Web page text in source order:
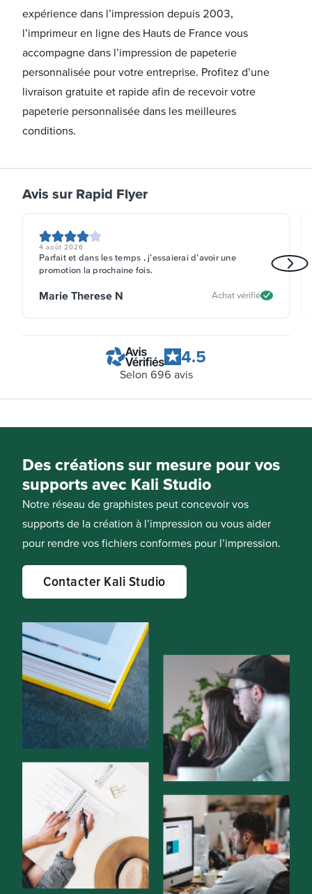
expérience dans l’impression depuis 2003,
l’imprimeur en ligne des Hauts de France vous
accompagne dans l’impression de papeterie
personnalisée pour votre entreprise. Profitez d’une
livraison gratuite et rapide afin de recevoir votre
papeterie personnalisée dans les meilleures
conditions.
Avis sur Rapid Flyer
4 août 2026
Parfait et dans les temps , j’essaierai d’avoir une
promotion la prochaine fois.
Marie Therese N Achat vérifié
4.5
Selon 696 avis
Des créations sur mesure pour vos
supports avec Kali Studio
Notre réseau de graphistes peut concevoir vos
supports de la création à l’impression ou vous aider
pour rendre vos fichiers conformes pour l’impression.
Contacter Kali Studio